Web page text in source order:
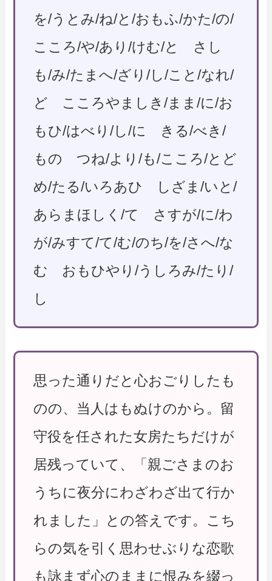
を/うとみ/ね/と/おもふ/かた/の/
こころ/や/あり/けむ/と さし
も/み/たまへ/ざり/し/こと/なれ/
ど こころやましき/まま/に/お
もひ/はべり/し/に きる/べき/
もの つね/より/も/こころ/とど
め/たる/いろあひ しざま/いと/
あらまほしく/て さすが/に/わ
が/みすて/て/む/のち/を/さへ/な
む おもひやり/うしろみ/たり/
し
思った通りだと心おごりしたも
のの、当人はもぬけのから。留
守役を任された女房たちだけが
居残っていて、「親ごさまのお
うちに夜分にわざわざ出て行か
れました」との答えです。こち
らの気を引く思わせぶりな恋歌
も詠まず心のままに恨みを綴っ